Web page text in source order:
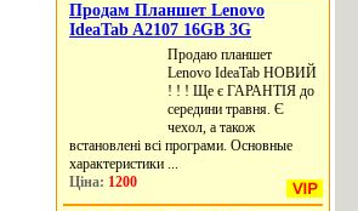
Продам Планшет Lenovo
IdeaTab A2107 16GB 3G
Продаю планшет
Lenovo IdeaTab НОВИЙ
! ! ! Ще є ГАРАНТІЯ до
середини травня. Є
чехол, а також
встановлені всі програми. Основные
характеристики ...
Ціна: 1200